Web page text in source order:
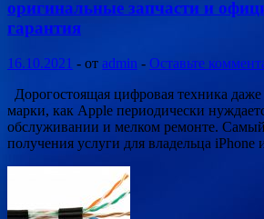
оригинальные запчасти и
гарантия
16.10.2021 - от admin - Оставьте
Дорогостоящая цифровая техника
марки, как Apple периодически
обслуживании и мелком ремонте.
получения услуги для владельца